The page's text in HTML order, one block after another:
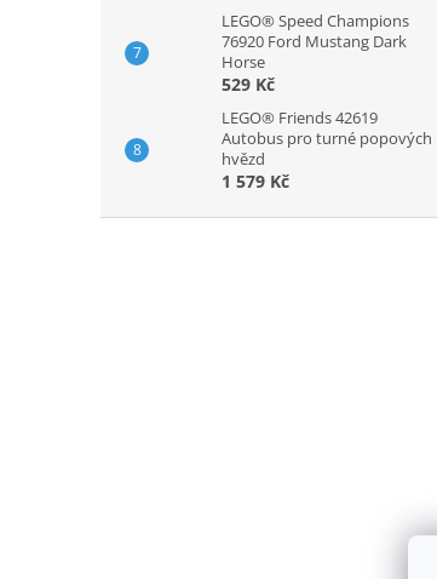
LEGO® Speed Champions
76920 Ford Mustang Dark
Horse
529 Kč
LEGO® Friends 42619
Autobus pro turné popových
hvězd
1 579 Kč